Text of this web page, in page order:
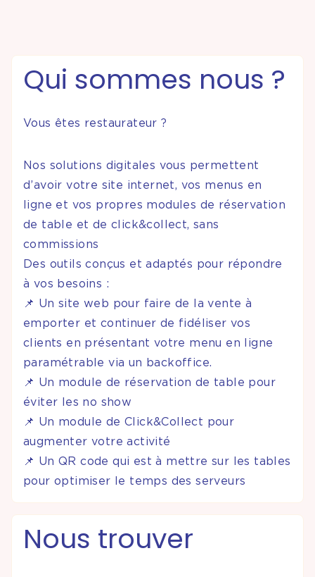
& Services
Qui sommes nous ?
Vous êtes restaurateur ?
Nos solutions digitales vous permettent
d’avoir votre site internet, vos menus en
ligne et vos propres modules de réservation
de table et de click&collect, sans
commissions
Des outils conçus et adaptés pour répondre
à vos besoins :
📌 Un site web pour faire de la vente à
emporter et continuer de fidéliser vos
clients en présentant votre menu en ligne
paramétrable via un backoffice.
📌 Un module de réservation de table pour
éviter les no show
📌 Un module de Click&Collect pour
augmenter votre activité
📌 Un QR code qui est à mettre sur les tables
pour optimiser le temps des serveurs
Nous trouver